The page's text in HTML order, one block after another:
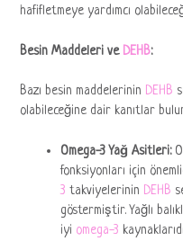
hafifletmeye yardımcı
Besin Maddeleri ve DEHB:
Bazı besin maddelerinin DEHB
olabileceğine dair kanıtlar
Omega-3 Yağ Asitleri:
fonksiyonları için
3 takviyelerinin DEHB
göstermiştir. Yağlı
iyi omega-3